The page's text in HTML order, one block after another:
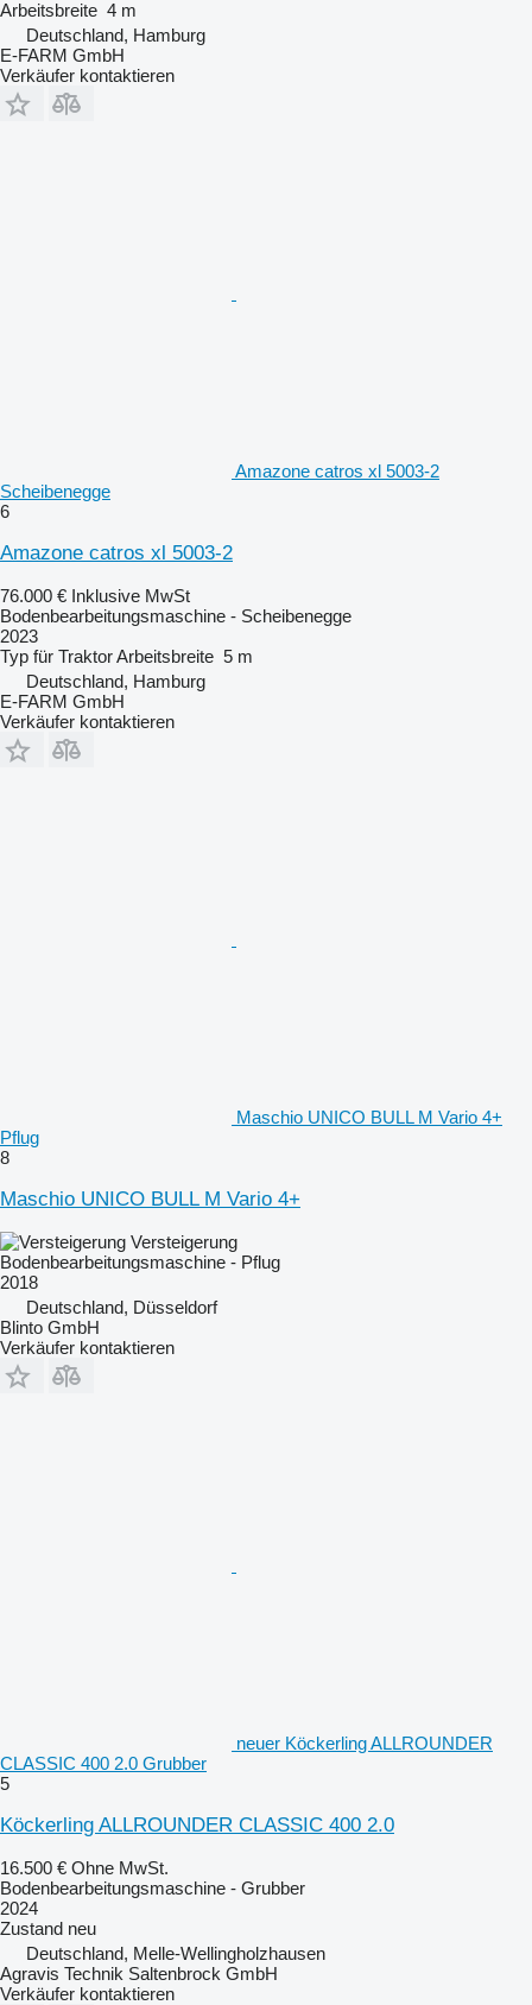
Arbeitsbreite 4 m
Deutschland, Hamburg
E-FARM GmbH
Verkäufer kontaktieren
Amazone catros xl 5003-2
Scheibenegge
6
Amazone catros xl 5003-2
76.000 € Inklusive MwSt
Bodenbearbeitungsmaschine - Scheibenegge
2023
Typ für TraktorArbeitsbreite 5 m
Deutschland, Hamburg
E-FARM GmbH
Verkäufer kontaktieren
Maschio UNICO BULL M Vario 4+
Pflug
8
Maschio UNICO BULL M Vario 4+
Versteigerung
Bodenbearbeitungsmaschine - Pflug
2018
Deutschland, Düsseldorf
Blinto GmbH
Verkäufer kontaktieren
neuer Köckerling ALLROUNDER
CLASSIC 400 2.0 Grubber
5
Köckerling ALLROUNDER CLASSIC 400 2.0
16.500 € Ohne MwSt.
Bodenbearbeitungsmaschine - Grubber
2024
Zustand neu
Deutschland, Melle-Wellingholzhausen
Agravis Technik Saltenbrock GmbH
Verkäufer kontaktieren